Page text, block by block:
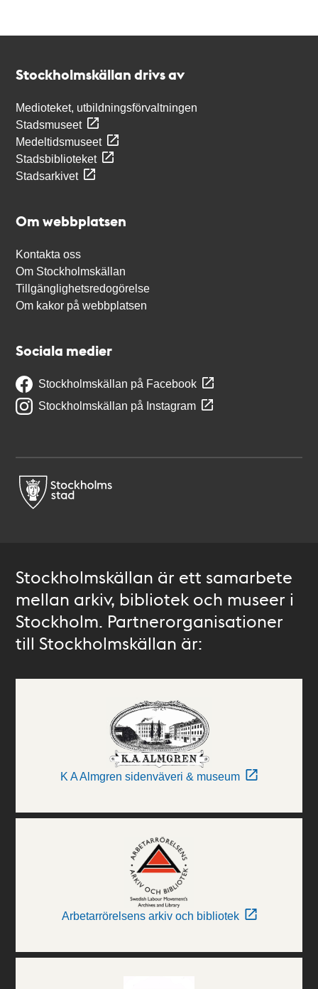
Stockholmskällan drivs av
Medioteket, utbildningsförvaltningen
Stadsmuseet
Medeltidsmuseet
Stadsbiblioteket
Stadsarkivet
Om webbplatsen
Kontakta oss
Om Stockholmskällan
Tillgänglighetsredogörelse
Om kakor på webbplatsen
Sociala medier
Stockholmskällan på Facebook
Stockholmskällan på Instagram
Stockholmskällan är ett samarbete
mellan arkiv, bibliotek och museer i
Stockholm. Partnerorganisationer
till Stockholmskällan är:
K A Almgren sidenväveri & museum
Arbetarrörelsens arkiv och bibliotek